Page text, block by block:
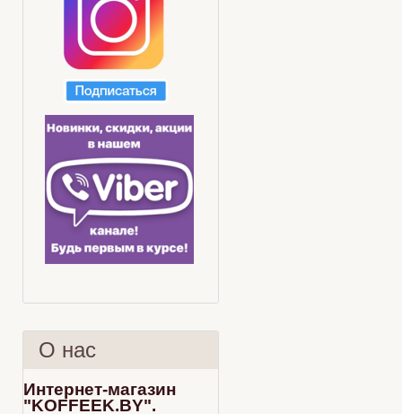
О нас
Интернет-магазин
"KOFFEEK.BY".